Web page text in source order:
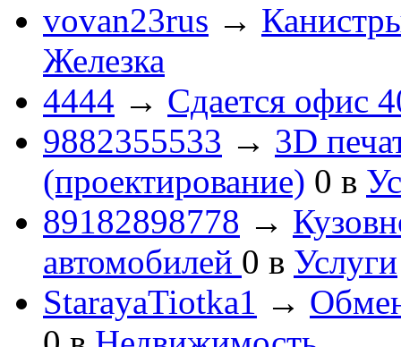
vovan23rus →
Железка
4444 → Сдается офис
9882355533 → 3D
(проектирование) 0 в
89182898778 →
автомобилей 0 в Услуги
StarayaTiotka1 →